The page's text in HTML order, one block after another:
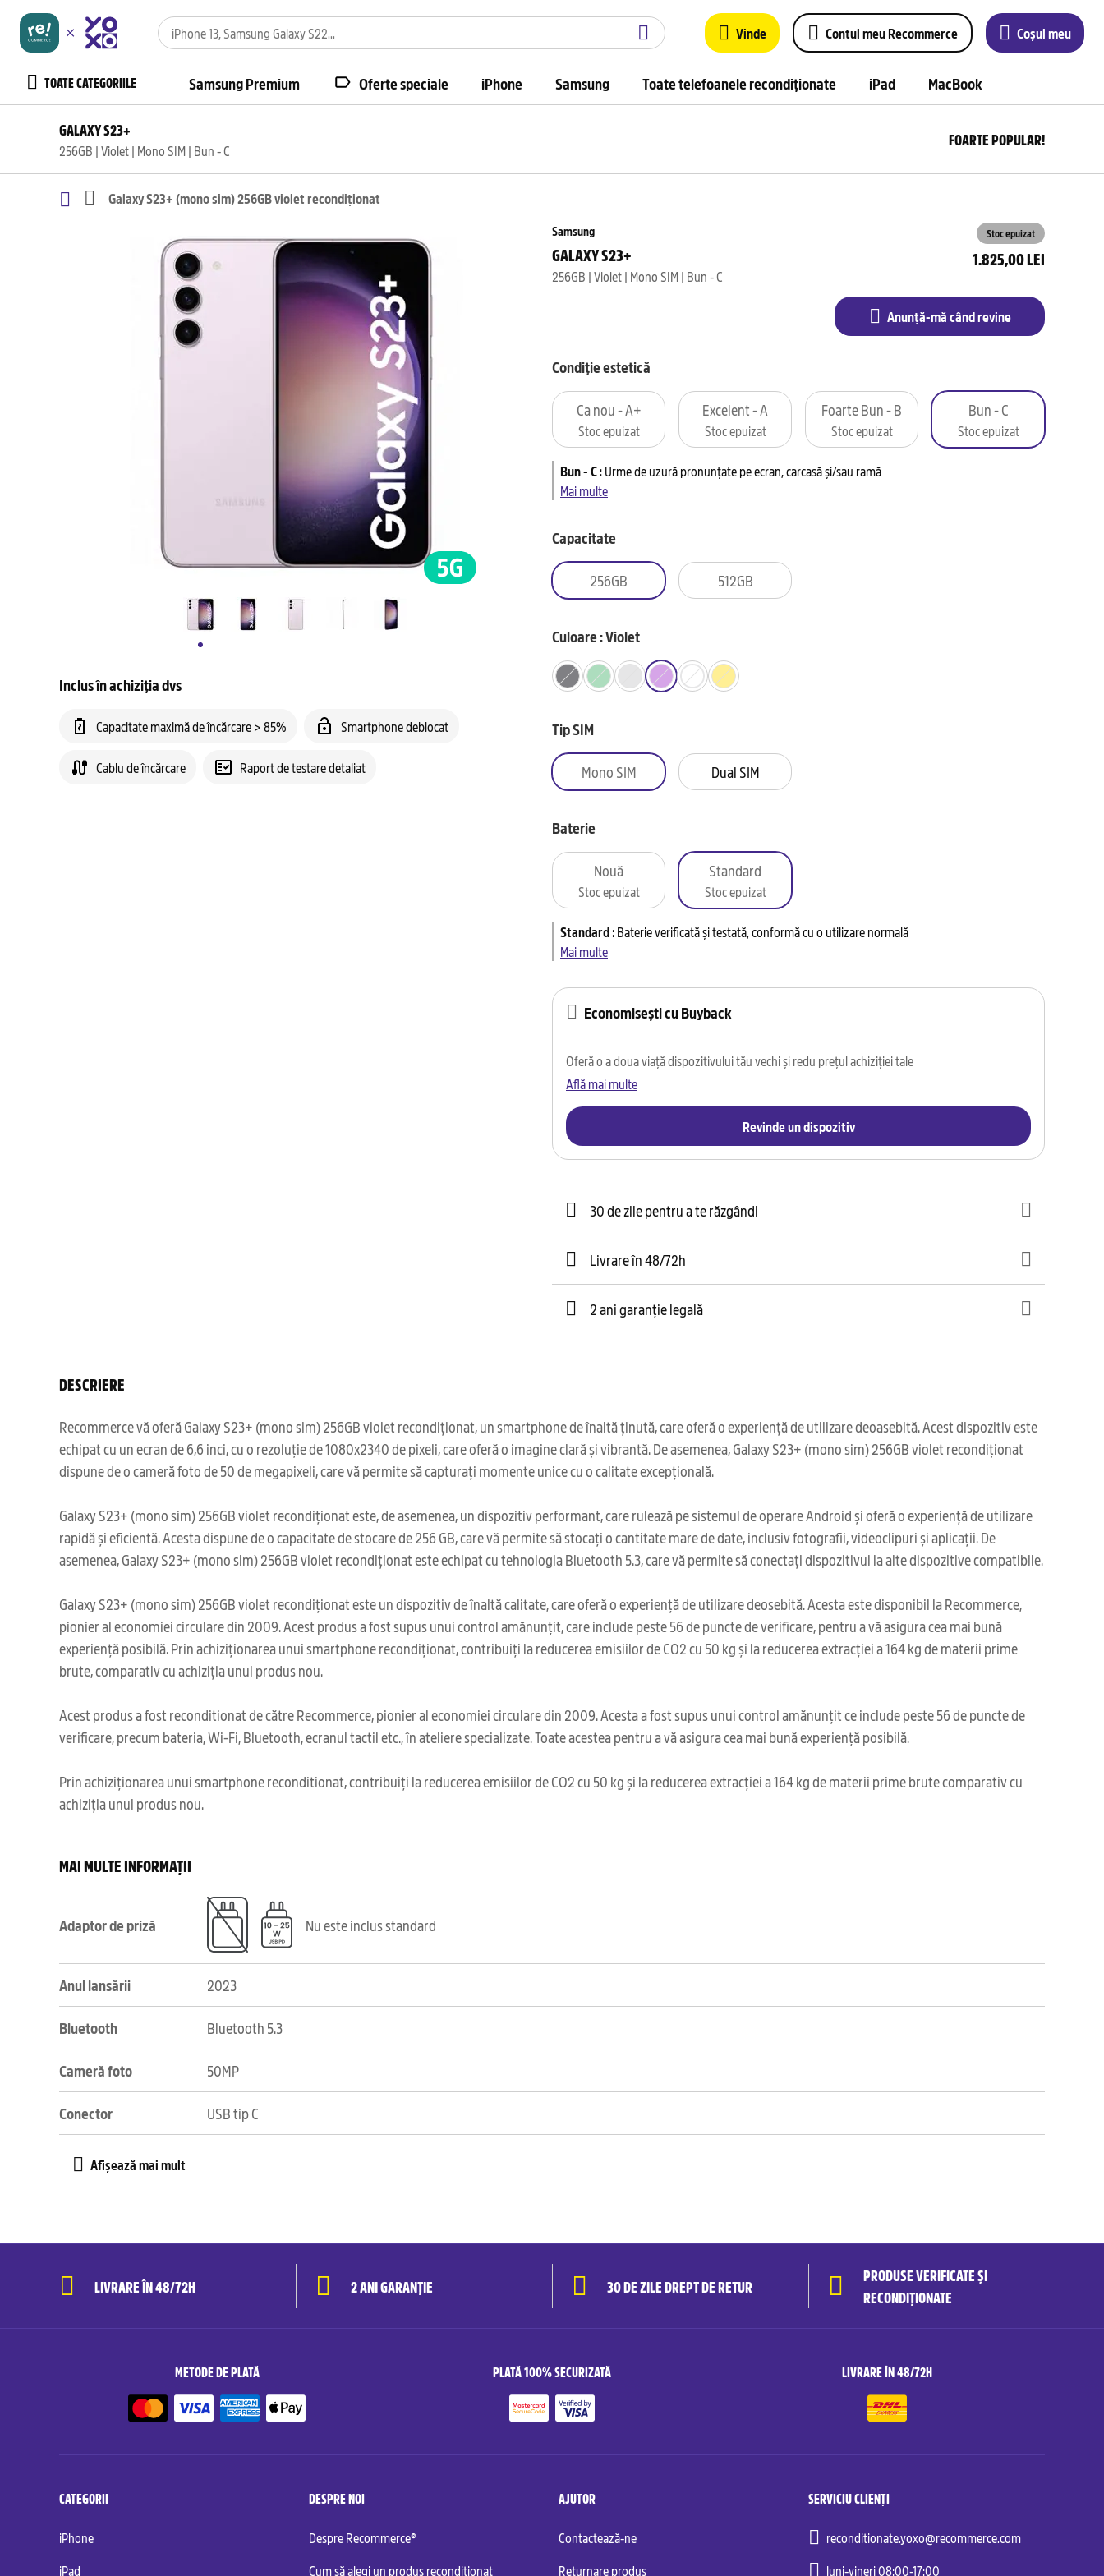
Vinde Contul meu Recommerce Coșul meu
TOATE CATEGORIILE Samsung Premium Oferte speciale iPhone Samsung Toate telefoanele recondiționate iPad MacBook
GALAXY S23+
256GB | Violet | Mono SIM | Bun - C
FOARTE POPULAR!
Galaxy S23+ (mono sim) 256GB violet recondiționat
Samsung
GALAXY S23+
256GB | Violet | Mono SIM | Bun - C
Stoc epuizat
Inclus în achiziția dvs
Capacitate maximă de încărcare > 85% Smartphone deblocat
Cablu de încărcare Raport de testare detaliat
1.825,00 LEI
Anunță-mă când revine
Condiție estetică
Ca nou - A+
Stoc epuizat
Excelent - A
Stoc epuizat
Foarte Bun - B
Stoc epuizat
Bun - C
Stoc epuizat
Bun - C:Urme de uzură pronunțate pe ecran, carcasă și/sau ramă
Mai multe
Capacitate
256GB 512GB
Culoare : Violet
Tip SIM
Mono SIM Dual SIM
Baterie
Nouă
Stoc epuizat
Standard
Stoc epuizat
Standard:Baterie verificată și testată, conformă cu o utilizare normală
Mai multe
Economisești cu Buyback
Oferă o a doua viață dispozitivului tău vechi și redu prețul achiziției tale
Află mai multe
Revinde un dispozitiv
30 de zile pentru a te răzgândi
Livrare în 48/72h
2 ani garanție legală
DESCRIERE
Recommerce vă oferă Galaxy S23+ (mono sim) 256GB violet recondiționat, un smartphone de înaltă ținută, care oferă o experiență de utilizare deoasebită. Acest dispozitiv este
echipat cu un ecran de 6,6 inci, cu o rezoluție de 1080x2340 de pixeli, care oferă o imagine clară și vibrantă. De asemenea, Galaxy S23+ (mono sim) 256GB violet recondiționat
dispune de o cameră foto de 50 de megapixeli, care vă permite să capturați momente unice cu o calitate excepțională.
Galaxy S23+ (mono sim) 256GB violet recondiționat este, de asemenea, un dispozitiv performant, care rulează pe sistemul de operare Android și oferă o experiență de utilizare
rapidă și eficientă. Acesta dispune de o capacitate de stocare de 256 GB, care vă permite să stocați o cantitate mare de date, inclusiv fotografii, videoclipuri și aplicații. De
asemenea, Galaxy S23+ (mono sim) 256GB violet recondiționat este echipat cu tehnologia Bluetooth 5.3, care vă permite să conectați dispozitivul la alte dispozitive compatibile.
Galaxy S23+ (mono sim) 256GB violet recondiționat este un dispozitiv de înaltă calitate, care oferă o experiență de utilizare deosebită. Acesta este disponibil la Recommerce,
pionier al economiei circulare din 2009. Acest produs a fost supus unui control amănunțit, care include peste 56 de puncte de verificare, pentru a vă asigura cea mai bună
experiență posibilă. Prin achiziționarea unui smartphone recondiționat, contribuiți la reducerea emisiilor de CO2 cu 50 kg și la reducerea extracției a 164 kg de materii prime
brute, comparativ cu achiziția unui produs nou.
Acest produs a fost reconditionat de către Recommerce, pionier al economiei circulare din 2009. Acesta a fost supus unui control amănunțit ce include peste 56 de puncte de
verificare, precum bateria, Wi-Fi, Bluetooth, ecranul tactil etc., în ateliere specializate. Toate acestea pentru a vă asigura cea mai bună experiență posibilă.
Prin achiziționarea unui smartphone reconditionat, contribuiți la reducerea emisiilor de CO2 cu 50 kg și la reducerea extracției a 164 kg de materii prime brute comparativ cu
achiziția unui produs nou.
MAI MULTE INFORMAȚII
Adaptor de priză Nu este inclus standard
Anul lansării 2023
Bluetooth Bluetooth 5.3
Cameră foto 50MP
Conector USB tip C
LIVRARE ÎN 48/72H 2 ANI GARANȚIE 30 DE ZILE DREPT DE RETUR
PRODUSE VERIFICATE ȘI
RECONDIȚIONATE
METODE DE PLATĂ PLATĂ 100% SECURIZATĂ LIVRARE ÎN 48/72H
CATEGORII
iPhone
iPad
DESPRE NOI
Despre Recommerce®
Cum să alegi un produs recondiționat
AJUTOR
Contactează-ne
Returnare produs
SERVICIU CLIENȚI
reconditionate.yoxo@recommerce.com
luni-vineri 08:00-17:00